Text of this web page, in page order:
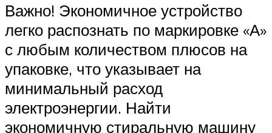
Важно! Экономичное устройство
легко распознать по маркировке «А»
с любым количеством плюсов на
упаковке, что указывает на
минимальный расход
электроэнергии. Найти
экономичную стиральную машину